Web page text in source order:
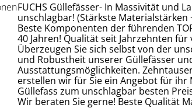
FUCHS Güllefässer- In Massivität und
unschlagbar! (Stärkste Materialstärken
Beste Komponenten der führenden
40 Jahren! Qualität seit Jahrzehnten für
Überzeugen Sie sich selbst von der
und Robustheit unserer Güllefässer
Ausstattungsmöglichkeiten.
erstellen wir für Sie ein Angebot für ihr
Güllefass zum unschlagbar besten
Wir beraten Sie gerne! Beste Qualität